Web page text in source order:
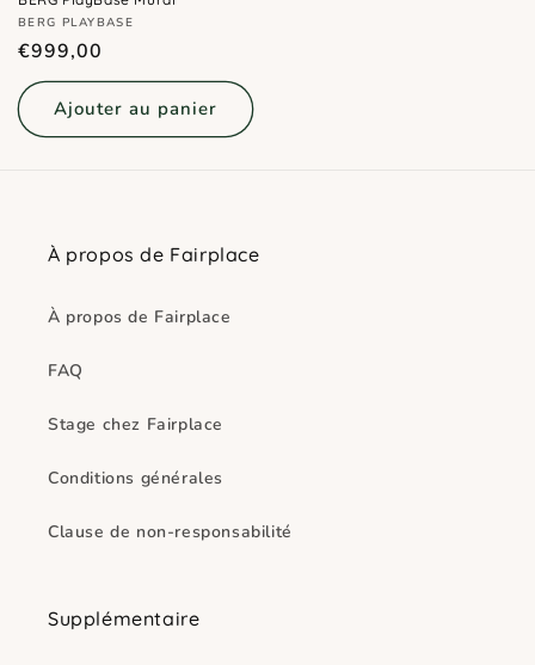
Distributeur :
BERG PLAYBASE
Prix
habituel
€999,00
Ajouter au panier
À propos de Fairplace
À propos de Fairplace
FAQ
Stage chez Fairplace
Conditions générales
Clause de non-responsabilité
Supplémentaire